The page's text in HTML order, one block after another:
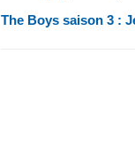
The Boys saison 3 :